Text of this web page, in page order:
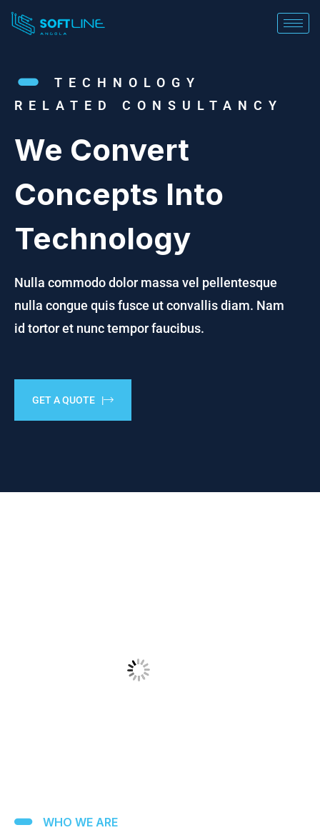
TECHNOLOGY
RELATED CONSULTANCY
We Convert
Concepts Into
Technology
Nulla commodo dolor massa vel pellentesque
nulla congue quis fusce ut convallis diam. Nam
id tortor et nunc tempor faucibus.
GET A QUOTE |
WHO WE ARE